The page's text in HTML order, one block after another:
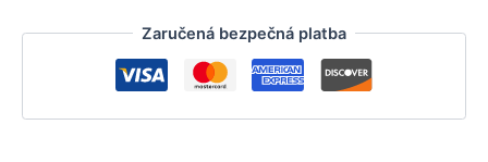
Zaručená bezpečná platba